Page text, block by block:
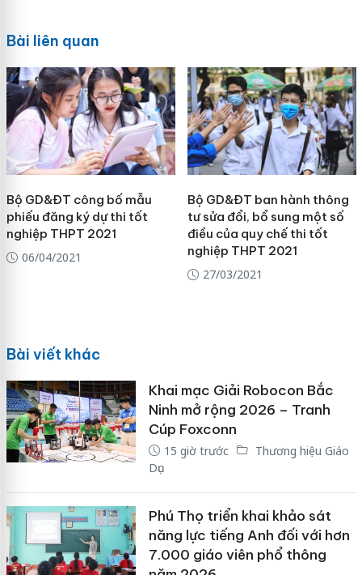
Bài liên quan
Bộ GD&ĐT công bố mẫu
phiếu đăng ký dự thi tốt
nghiệp THPT 2021
06/04/2021
Bộ GD&ĐT ban hành thông
tư sửa đổi, bổ sung một số
điều của quy chế thi tốt
nghiệp THPT 2021
27/03/2021
Bài viết khác
Khai mạc Giải Robocon Bắc
Ninh mở rộng 2026 – Tranh
Cúp Foxconn
15 giờ trước
Thương hiệu Giáo
Dục
Phú Thọ triển khai khảo sát
năng lực tiếng Anh đối với hơn
7.000 giáo viên phổ thông